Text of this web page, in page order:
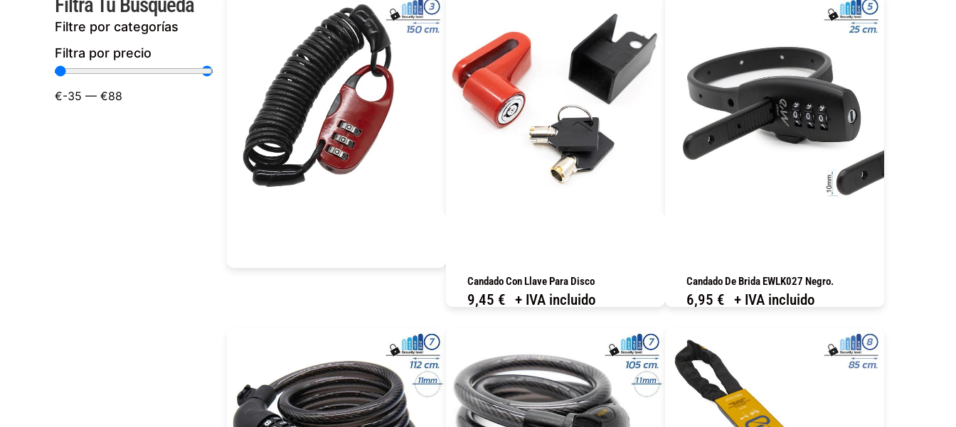
Filtre por categorías
Filtra por precio
€-35 —€88
Candado Con Llave Para Disco
9,45 € + IVA incluido
Candado De Brida EWLK027 Negro.
6,95 € + IVA incluido